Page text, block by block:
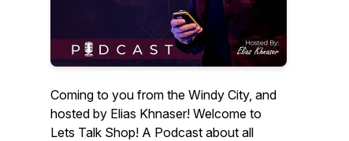
Coming to you from the Windy City, and
hosted by Elias Khnaser! Welcome to
Lets Talk Shop! A Podcast about all